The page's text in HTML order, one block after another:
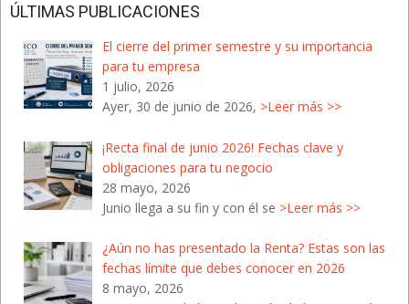
ÚLTIMAS PUBLICACIONES
El cierre del primer semestre y su importancia
para tu empresa
1 julio, 2026
Ayer, 30 de junio de 2026, >Leer más >>
¡Recta final de junio 2026! Fechas clave y
obligaciones para tu negocio
28 mayo, 2026
Junio llega a su fin y con él se >Leer más >>
¿Aún no has presentado la Renta? Estas son las
fechas límite que debes conocer en 2026
8 mayo, 2026